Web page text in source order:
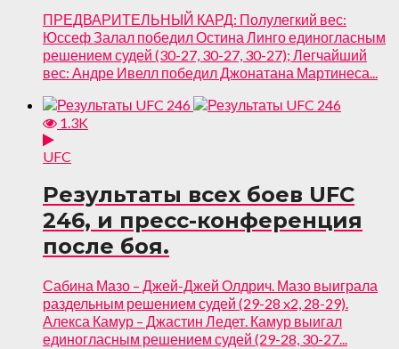
ПРЕДВАРИТЕЛЬНЫЙ КАРД: Полулегкий вес:
Юссеф Залал победил Остина Линго единогласным
решением судей (30-27, 30-27, 30-27); Легчайший
вес: Андре Ивелл победил Джонатана Мартинеса...
1.3K
UFC
Результаты всех боев UFC
246, и пресс-конференция
после боя.
Сабина Мазо – Джей-Джей Олдрич. Мазо выиграла
раздельным решением судей (29-28 x2, 28-29).
Алекса Камур – Джастин Ледет. Камур выигал
единогласным решением судей (29-28, 30-27...